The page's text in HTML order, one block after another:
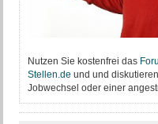
Nutzen Sie kostenfrei das
Stellen.de und und
Jobwechsel oder einer